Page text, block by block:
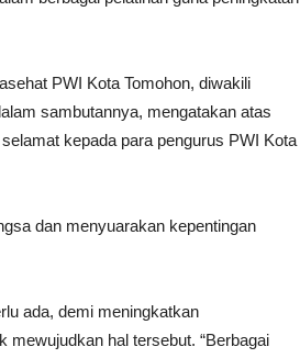
PWI Kota Tomohon, diwakili
sambutannya, mengatakan atas
kepada para pengurus PWI Kota
dan menyuarakan kepentingan
ada, demi meningkatkan
hal tersebut. “Berbagai